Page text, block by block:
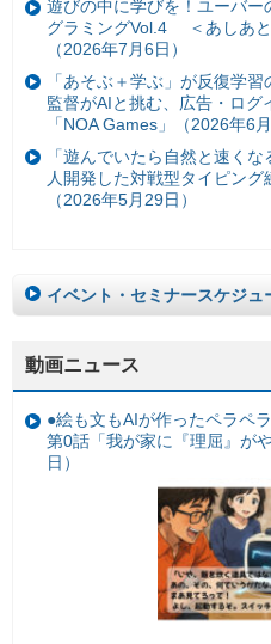
遊びの中に学びを！ユーバ
グラミングVol.4 ＜あしあと
（2026年7月6日）
「あそぶ＋学ぶ」が反復学
監督がAIと挑む、広告・ロ
「NOA Games」（2026年6月
「遊んでいたら自然と速く
人開発した対戦型タイピング
（2026年5月29日）
イベント・セミナースケジュ
動画ニュース
●絵も文もAIが作ったペラペ
第0話「我が家に『理屈』が
日）